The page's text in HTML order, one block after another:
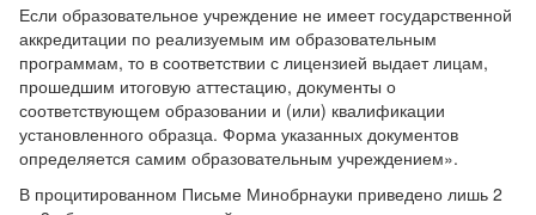
Если образовательное учреждение не имеет государственной
аккредитации по реализуемым им образовательным
программам, то в соответствии с лицензией выдает лицам,
прошедшим итоговую аттестацию, документы о
соответствующем образовании и (или) квалификации
установленного образца. Форма указанных документов
определяется самим образовательным учреждением».
В процитированном Письме Минобрнауки приведено лишь 2